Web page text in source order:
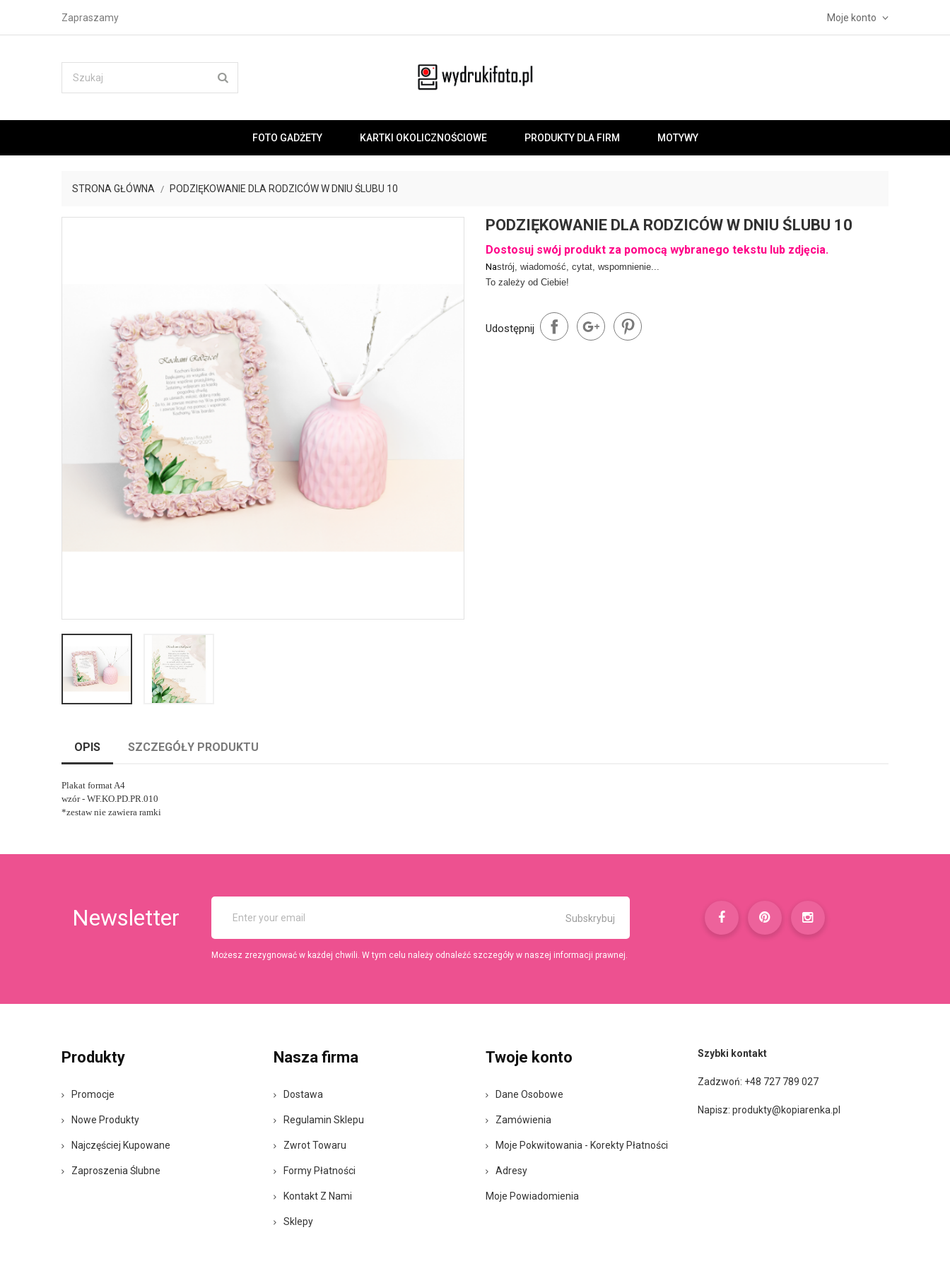
Zapraszamy Moje konto
FOTO GADŻETY KARTKI OKOLICZNOŚCIOWE PRODUKTY DLA FIRM MOTYWY
STRONA GŁÓWNA PODZIĘKOWANIE DLA RODZICÓW W DNIU ŚLUBU 10
PODZIĘKOWANIE DLA RODZICÓW W DNIU ŚLUBU 10
Dostosuj swój produkt za pomocą wybranego tekstu lub zdjęcia.
Nastrój, wiadomość, cytat, wspomnienie...
To zależy od Ciebie!
Udostępnij
OPIS SZCZEGÓŁY PRODUKTU
Plakat format A4
wzór - WF.KO.PD.PR.010
*zestaw nie zawiera ramki
Newsletter
Możesz zrezygnować w każdej chwili. W tym celu należy odnaleźć szczegóły w naszej informacji prawnej.
Produkty
Promocje
Nowe Produkty
Najczęściej Kupowane
Zaproszenia Ślubne
Nasza firma
Dostawa
Regulamin Sklepu
Zwrot Towaru
Formy Płatności
Kontakt Z Nami
Sklepy
Twoje konto
Dane Osobowe
Zamówienia
Moje Pokwitowania - Korekty Płatności
Adresy
Moje Powiadomienia
Szybki kontakt
Zadzwoń: +48 727 789 027
Napisz: produkty@kopiarenka.pl